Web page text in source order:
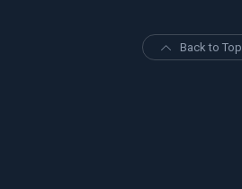
Back to Top